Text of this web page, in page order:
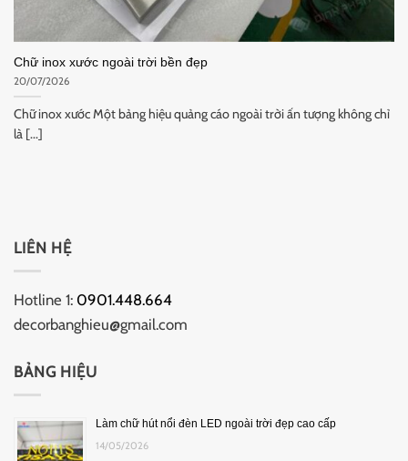
Chữ inox xước ngoài trời bền đẹp
20/07/2026
Chữ inox xước Một bảng hiệu quảng cáo ngoài trời ấn tượng không chỉ
là [...]
LIÊN HỆ
Hotline 1: 0901.448.664
decorbanghieu@gmail.com
BẢNG HIỆU
Làm chữ hút nổi đèn LED ngoài trời đẹp cao cấp
14/05/2026